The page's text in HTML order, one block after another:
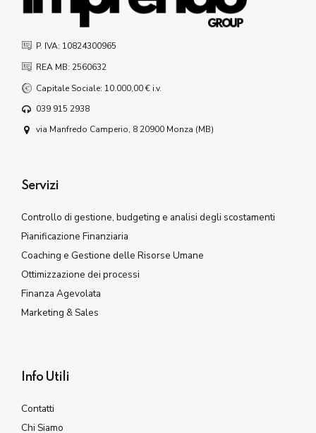
P. IVA: 10824300965
REA MB: 2560632
Capitale Sociale: 10.000,00 € i.v.
039 915 2938
via Manfredo Camperio, 8 20900 Monza (MB)
Servizi
Controllo di gestione, budgeting e analisi degli scostamenti
Pianificazione Finanziaria
Coaching e Gestione delle Risorse Umane
Ottimizzazione dei processi
Finanza Agevolata
Marketing & Sales
Info Utili
Contatti
Chi Siamo